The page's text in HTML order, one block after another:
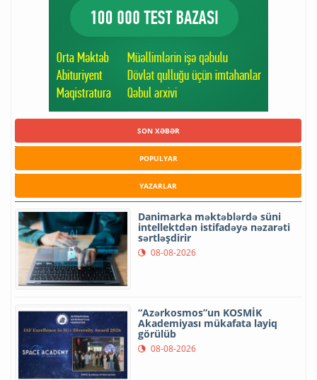
SON XƏBƏR
POPULYAR
YAZARLAR
Danimarka məktəblərdə süni
intellektdən istifadəyə nəzarəti
sərtləşdirir
08-08-2026
“Azərkosmos”un KOSMİK
Akademiyası mükafata layiq
görülüb
08-08-2026